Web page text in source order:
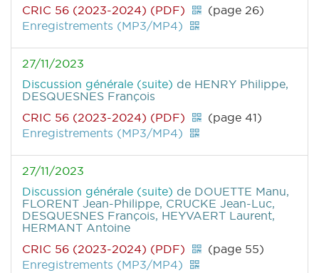
CRIC 56 (2023-2024) (PDF)
(page 26)
Enregistrements (MP3/MP4)
27/11/2023
Discussion générale (suite) de HENRY Philippe,
DESQUESNES François
CRIC 56 (2023-2024) (PDF)
(page 41)
Enregistrements (MP3/MP4)
27/11/2023
Discussion générale (suite) de DOUETTE Manu,
FLORENT Jean-Philippe, CRUCKE Jean-Luc,
DESQUESNES François, HEYVAERT Laurent,
HERMANT Antoine
CRIC 56 (2023-2024) (PDF)
(page 55)
Enregistrements (MP3/MP4)